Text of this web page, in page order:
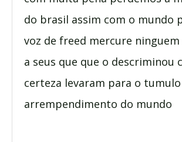
do brasil assim com o mundo
voz de freed mercure
a seus que que o descriminou
certeza levaram para o
arrempendimento do mundo